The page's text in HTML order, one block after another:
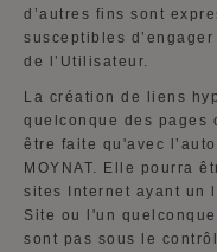
d’autres fins sont
susceptibles
de l’Utilisateur.
La création de liens
quelconque des pages
être faite qu'avec
MOYNAT. Elle pourra
sites Internet ayant un
Site ou l'un
sont pas sous le